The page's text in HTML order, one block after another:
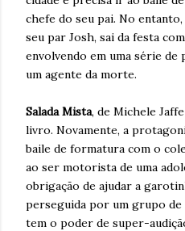
chefe do seu pai. No
seu par Josh, sai da festa
envolvendo em uma série de
um agente da morte.
Salada Mista, de Michele
livro. Novamente, a
baile de formatura com o
ao ser motorista de uma
obrigação de ajudar a
perseguida por um grupo de
tem o poder de super-